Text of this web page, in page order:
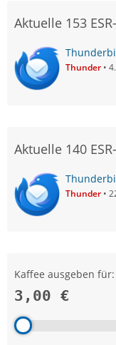
Aktuelle 153
Thunder
Aktuelle 140
Thunder
Kaffee ausgeben für:
3,00 €